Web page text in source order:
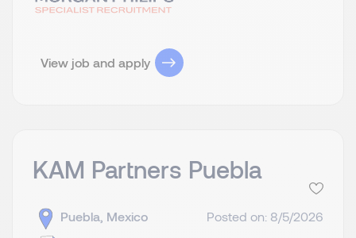
View job and apply
KAM Partners Puebla
Puebla, Mexico
Posted on: 8/5/2026